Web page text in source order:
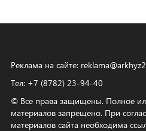
Реклама на сайте:
Тел: +7 (8782) 23‑94‑40
© Все права защищены. Полное
материалов запрещено. При
материалов сайта необходима